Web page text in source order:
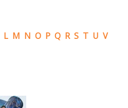
L M N O P Q R S T U V